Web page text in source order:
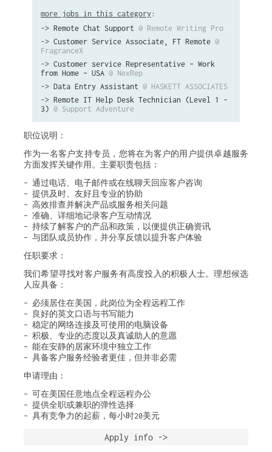
more jobs in this category :
-> Remote Chat Support @ Remote Writing Pro
-> Customer Service Associate, FT Remote @
FragranceX
-> Customer service Representative – Work
from Home – USA @ NexRep
-> Data Entry Assistant @ HASKETT ASSOCIATES
-> Remote IT Help Desk Technician (Level 1 -
3) @ Support Adventure
职位说明：
作为一名客户支持专员，您将在为客户的用户提供卓越服务
方面发挥关键作用。主要职责包括：
– 通过电话、电子邮件或在线聊天回应客户咨询
– 提供及时、友好且专业的协助
– 高效排查并解决产品或服务相关问题
– 准确、详细地记录客户互动情况
– 持续了解客户的产品和政策，以便提供正确资讯
– 与团队成员协作，并分享反馈以提升客户体验
任职要求：
我们希望寻找对客户服务有高度投入的积极人士。理想候选
人应具备：
– 必须居住在美国，此岗位为全程远程工作
– 良好的英文口语与书写能力
– 稳定的网络连接及可使用的电脑设备
– 积极、专业的态度以及真诚助人的意愿
– 能在安静的居家环境中独立工作
– 具备客户服务经验者更佳，但并非必需
申请理由：
– 可在美国任意地点全程远程办公
– 提供全职或兼职的弹性选择
– 具有竞争力的起薪，每小时20美元
Apply info ->